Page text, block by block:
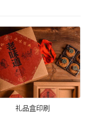
礼品盒印刷